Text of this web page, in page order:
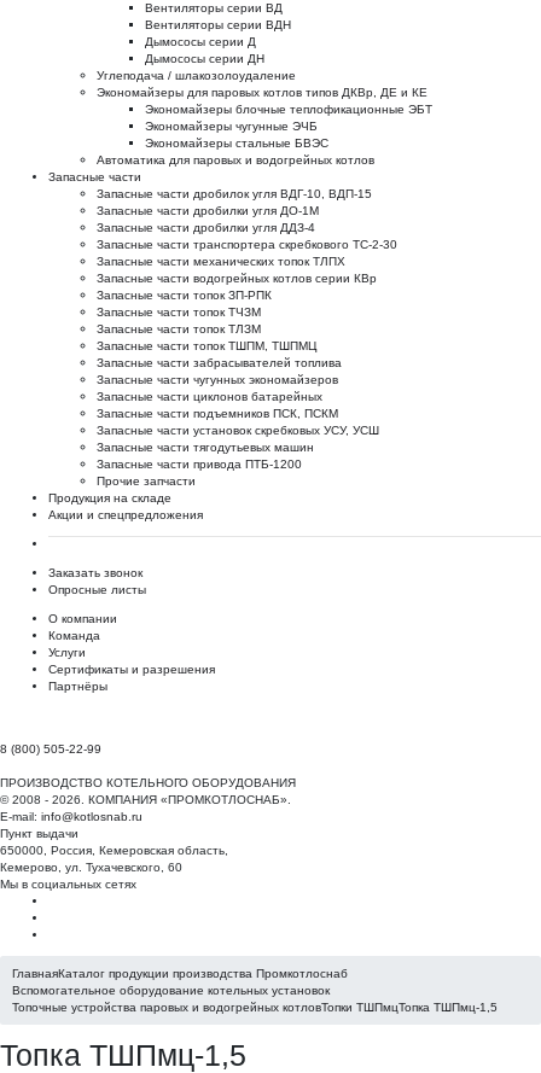
Вентиляторы серии ВД
Вентиляторы серии ВДН
Дымососы серии Д
Дымососы серии ДН
Углеподача / шлакозолоудаление
Экономайзеры для паровых котлов типов ДКВр, ДЕ и КЕ
Экономайзеры блочные теплофикационные ЭБТ
Экономайзеры чугунные ЭЧБ
Экономайзеры стальные БВЭС
Автоматика для паровых и водогрейных котлов
Запасные части
Запасные части дробилок угля ВДГ-10, ВДП-15
Запасные части дробилки угля ДО-1М
Запасные части дробилки угля ДДЗ-4
Запасные части транспортера скребкового ТС-2-30
Запасные части механических топок ТЛПХ
Запасные части водогрейных котлов серии КВр
Запасные части топок ЗП-РПК
Запасные части топок ТЧЗМ
Запасные части топок ТЛЗМ
Запасные части топок ТШПМ, ТШПМЦ
Запасные части забрасывателей топлива
Запасные части чугунных экономайзеров
Запасные части циклонов батарейных
Запасные части подъемников ПСК, ПСКМ
Запасные части установок скребковых УСУ, УСШ
Запасные части тягодутьевых машин
Запасные части привода ПТБ-1200
Прочие запчасти
Продукция на складе
Акции и спецпредложения
Заказать звонок
Опросные листы
О компании
Команда
Услуги
Сертификаты и разрешения
Партнёры
8 (800) 505-22-99
ПРОИЗВОДСТВО КОТЕЛЬНОГО ОБОРУДОВАНИЯ
© 2008 - 2026. КОМПАНИЯ «ПРОМКОТЛОСНАБ».
E-mail: info@kotlosnab.ru
Пункт выдачи
650000 Россия Кемеровская область
Кемерово ул. Тухачевского, 60
Мы в социальных сетях
ГлавнаяКаталог продукции производства Промкотлоснаб
Вспомогательное оборудование котельных установок
Топочные устройства паровых и водогрейных котловТопки ТШПмцТопка ТШПмц-1,5
Топка ТШПмц-1,5